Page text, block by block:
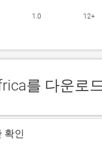
1.0 12+
를 다운로
확인